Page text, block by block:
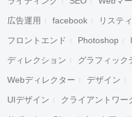
広告運用 facebook リステ
フロントエンド Photoshop
ディレクション グラフィック
Webディレクター デザイン
UIデザイン クライアントワー